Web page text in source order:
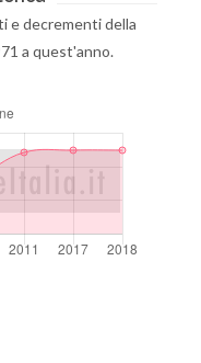
e decrementi della
a quest'anno.